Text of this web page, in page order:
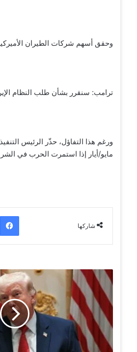
وحقق أسهم شركات الطيران الأميركية مكاسب قوية
ترامب: سنقرر بشأن طلب النظام
ورغم هذا التفاؤل، حذّر الرئيس
مايو/أيار إذا استمرت الحرب في
شاركها
ر
م
:
ن